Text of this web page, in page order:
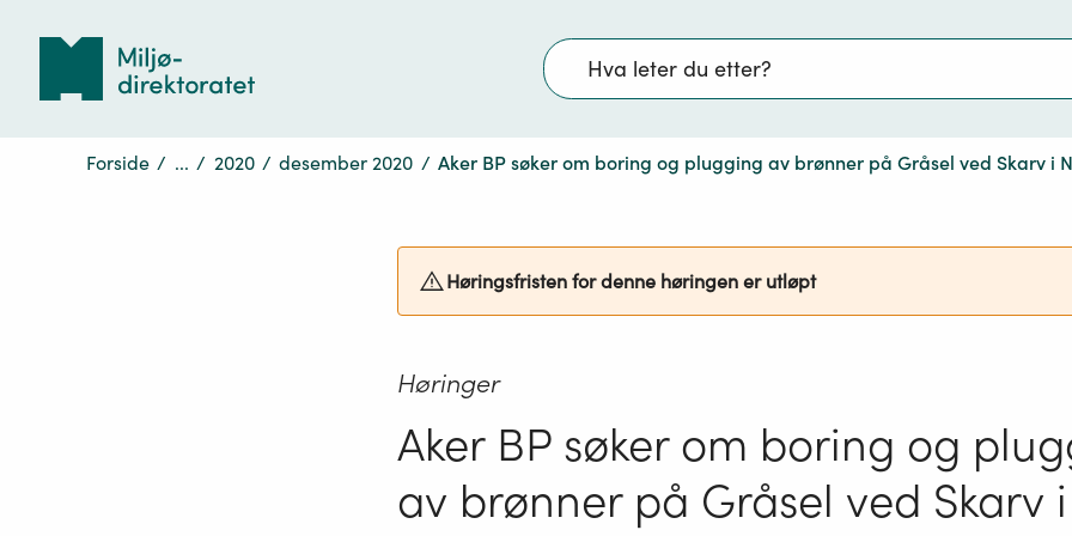
Søk
Forside / ... / 2020 / desember 2020 / Aker BP søker om boring og plugging av brønner på Gråsel ved Skarv i
Høringsfristen for denne høringen er utløpt
Høringer
Aker BP søker om boring og
av brønner på Gråsel ved Skarv i